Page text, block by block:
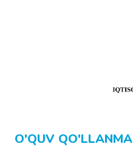
O'QUV QO'LLANMA